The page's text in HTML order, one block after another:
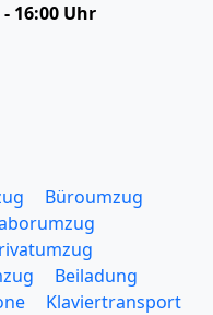
- 16:00 Uhr
Büroumzug
Beiladung
Klaviertransport